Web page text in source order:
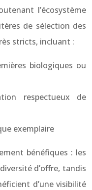
l’écosystème
de sélection des
stricts, incluant :
biologiques ou
respectueux de
exemplaire
bénéfiques : les
d’offre, tandis
d’une visibilité